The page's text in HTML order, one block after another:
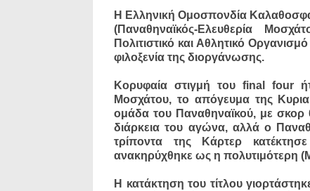
Η Ελληνική Ομοσπονδία
(Παναθηναϊκός-Ελευθερία
Πολιτιστικό και Αθλητικό
φιλοξενία της διοργάνωσης.
Κορυφαία στιγμή του final four
Μοσχάτου, το απόγευμα της
ομάδα του Παναθηναϊκού, με
διάρκεια του αγώνα, αλλά ο
τρίποντα της Κάρτερ
ανακηρύχθηκε ως η πολυτιμότερη
Η κατάκτηση του τίτλου